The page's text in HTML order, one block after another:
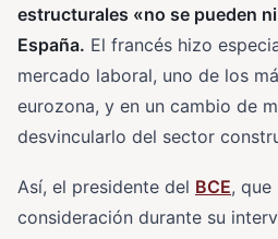
estructurales «no se pueden
España. El francés hizo
mercado laboral, uno de los
eurozona, y en un cambio de
desvincularlo del sector
Así, el presidente del BCE, que
consideración durante su